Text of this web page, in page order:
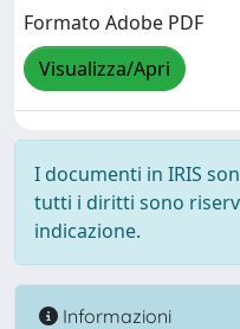
Formato Adobe PDF
Visualizza/Apri
I documenti in IRIS
tutti i diritti sono
indicazione.
Informazioni